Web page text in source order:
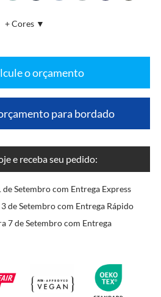
+ Cores ▼
o orçamento
para bordado
e receba seu pedido:
Setembro com Entrega Express
de Setembro com Entrega Rápido
7 de Setembro com Entrega